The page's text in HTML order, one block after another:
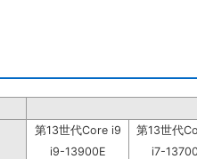
第13世代Core i9
第13世代
i9-13900E
i7-